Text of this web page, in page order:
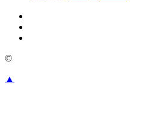
©
▲